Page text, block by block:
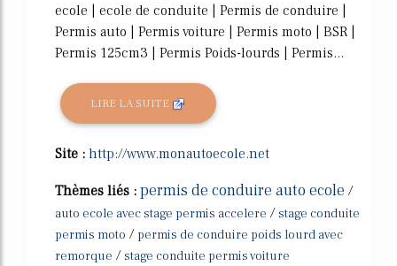
ecole | ecole de conduite | Permis de conduire |
Permis auto | Permis voiture | Permis moto | BSR |
Permis 125cm3 | Permis Poids-lourds | Permis...
LIRE LA SUITE
Site : http://www.monautoecole.net
Thèmes liés : permis de conduire auto ecole /
auto ecole avec stage permis accelere /stage conduite
permis moto / permis de conduire poids lourd avec
remorque /stage conduite permis voiture